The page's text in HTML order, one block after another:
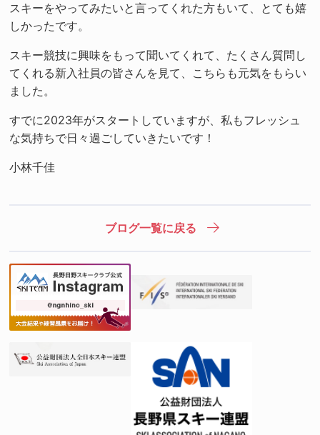
スキーをやってみたいと言ってくれた方もいて、とても嬉
しかったです。
スキー競技に興味をもって聞いてくれて、たくさん質問し
てくれる新入社員の皆さんを見て、こちらも元気をもらい
ました。
すでに2023年がスタートしていますが、私もフレッシュ
な気持ちで日々過ごしていきたいです！
小林千佳
ブログ一覧に戻る